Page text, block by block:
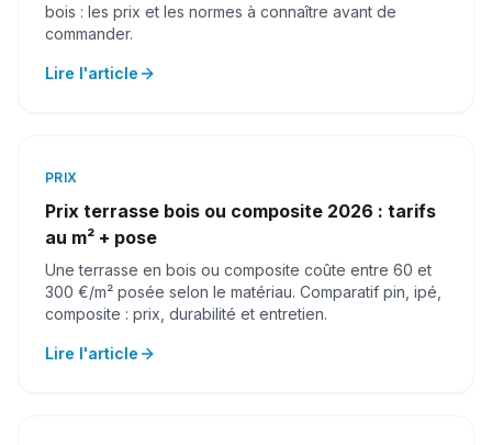
bois : les prix et les normes à connaître avant de
commander.
Lire l'article
PRIX
Prix terrasse bois ou composite 2026 : tarifs
au m² + pose
Une terrasse en bois ou composite coûte entre 60 et
300 €/m² posée selon le matériau. Comparatif pin, ipé,
composite : prix, durabilité et entretien.
Lire l'article